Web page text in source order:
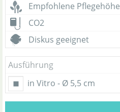
Empfohlene Pflegehöhe
CO2
Diskus geeignet
Ausführung
in Vitro - Ø 5,5 cm